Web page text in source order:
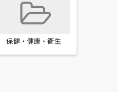
保健・健康・衛生